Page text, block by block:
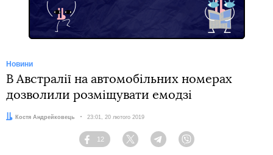
Новини
В Австралії на автомобільних номерах
дозволили розміщувати емодзі
Автор:Костя Андрейковець Дата:
23:01, 20 лютого 2019
Facebook
12
Twitter TelegramViber